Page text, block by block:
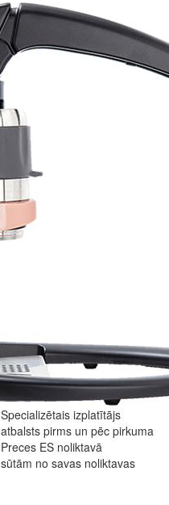
Specializētais izplatītājs
atbalsts pirms un pēc pirkuma
Preces ES noliktavā
sūtām no savas noliktavas